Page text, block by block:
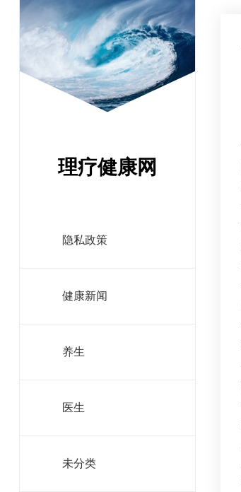
理疗健康网
隐私政策
健康新闻
养生
医生
未分类